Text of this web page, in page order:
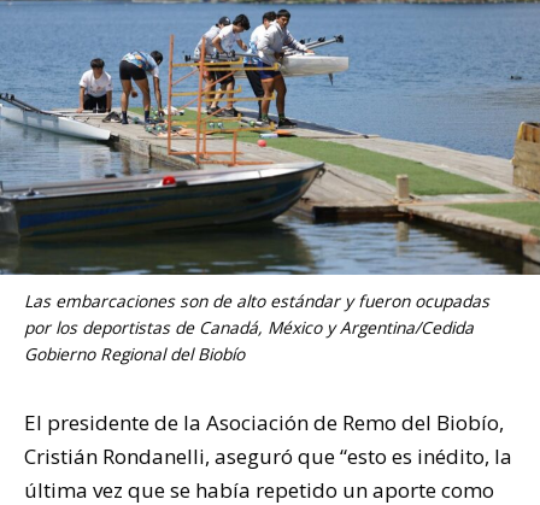
Las embarcaciones son de alto estándar y fueron ocupadas
por los deportistas de Canadá, México y Argentina/Cedida
Gobierno Regional del Biobío
El presidente de la Asociación de Remo del Biobío,
Cristián Rondanelli, aseguró que “esto es inédito, la
última vez que se había repetido un aporte como